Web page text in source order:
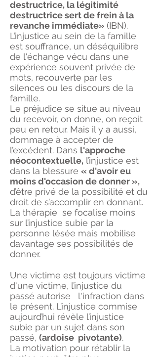
destructrice, la légitimité
destructrice sert de frein à la
revanche immédiate» (IBN).
L’injustice au sein de la famille
est souffrance, un déséquilibre
de l'échange vécu dans une
expérience souvent privée de
mots, recouverte par les
silences ou les discours de la
famille.
Le préjudice se situe au niveau
du recevoir, on donne, on reçoit
peu en retour. Mais il y a aussi,
dommage à accepter de
l’excédent. Dans l'approche
néocontextuelle, l’injustice est
dans la blessure « d'avoir eu
moins d'occasion de donner »,
d’être privé de la possibilité et du
droit de s’accomplir en donnant.
La thérapie se focalise moins
sur l’injustice subie par la
personne lésée mais mobilise
davantage ses possibilités de
donner.
Une victime est toujours victime
d'une victime, l’injustice du
passé autorise l'infraction dans
le présent. L’injustice commise
aujourd’hui révèle l’injustice
subie par un sujet dans son
passé, (ardoise pivotante).
La motivation pour rétablir la